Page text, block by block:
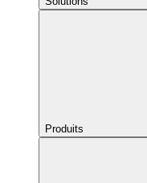
Produits